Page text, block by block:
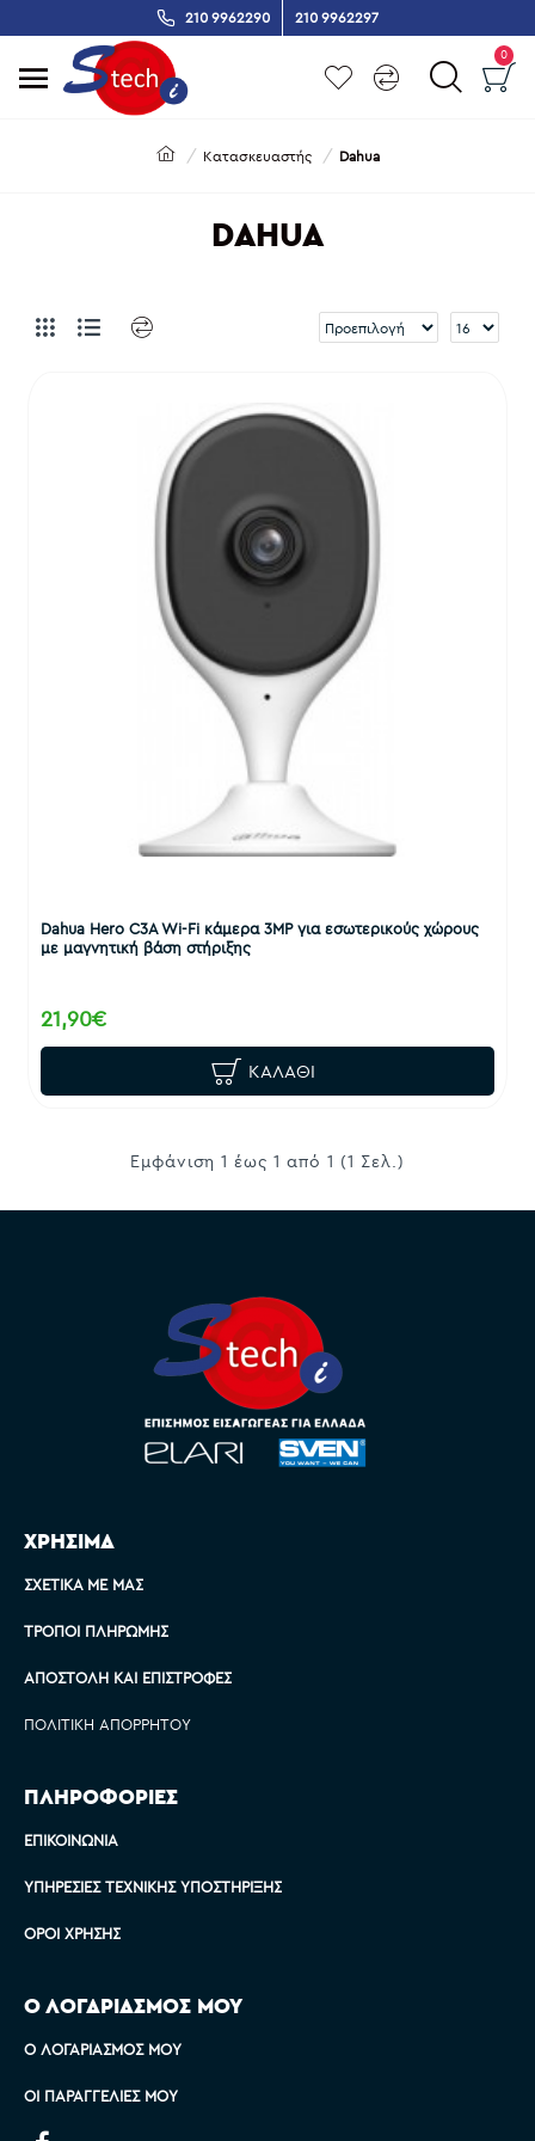
210 9962290 210 9962297
0
Κατασκευαστής Dahua
DAHUA
Dahua Hero C3A Wi-Fi κάμερα 3MP για εσωτερικούς χώρους
με μαγνητική βάση στήριξης
21,90€
ΚΑΛΆΘΙ
Εμφάνιση 1 έως 1 από 1 (1 Σελ.)
ΧΡΗΣΙΜΑ
ΣΧΕΤΙΚΆ ΜΕ ΜΑΣ
ΤΡΌΠΟΙ ΠΛΗΡΩΜΉΣ
ΑΠΟΣΤΟΛΉ ΚΑΙ ΕΠΙΣΤΡΟΦΈΣ
ΠΟΛΙΤΙΚΉ ΑΠΟΡΡΉΤΟΥ
ΠΛΗΡΟΦΟΡΙΕΣ
ΕΠΙΚΟΙΝΩΝΊΑ
ΥΠΗΡΕΣΊΕΣ ΤΕΧΝΙΚΉΣ ΥΠΟΣΤΉΡΙΞΗΣ
ΌΡΟΙ ΧΡΉΣΗΣ
Ο ΛΟΓΑΡΙΑΣΜΟΣ ΜΟΥ
Ο ΛΟΓΑΡΙΑΣΜΌΣ ΜΟΥ
ΟΙ ΠΑΡΑΓΓΕΛΊΕΣ ΜΟΥ